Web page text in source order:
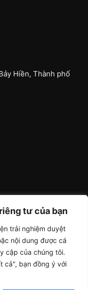
tư của bạn
trải nghiệm duyệt
nội dung được cá
cập của chúng tôi.
cả", bạn đồng ý với
Hiền, Thành phố